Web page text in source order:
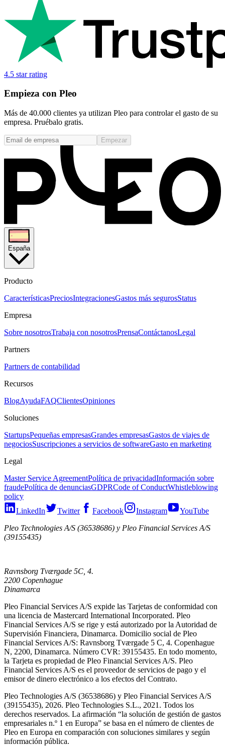
4.5 star rating
Empieza con Pleo
Más de 40.000 clientes ya utilizan Pleo para controlar el gasto de su
empresa. Pruébalo gratis.
Empezar
España
Producto
CaracterísticasPreciosIntegracionesGastos más segurosStatus
Empresa
Sobre nosotrosTrabaja con nosotrosPrensaContáctanosLegal
Partners
Partners de contabilidad
Recursos
BlogAyudaFAQClientesOpiniones
Soluciones
StartupsPequeñas empresasGrandes empresasGastos de viajes de
negociosSuscripciones a servicios de softwareGasto en marketing
Legal
Master Service AgreementPolítica de privacidadInformación sobre
fraudePolítica de denunciasGDPRCode of ConductWhistleblowing
policy
LinkedIn
Twitter Facebook Instagram
YouTube
Pleo Technologies A/S (36538686) y Pleo Financial Services A/S
(39155435)
Ravnsborg Tværgade 5C, 4.
2200 Copenhague
Dinamarca
Pleo Financial Services A/S expide las Tarjetas de conformidad con
una licencia de Mastercard International Incorporated. Pleo
Financial Services A/S se rige y está autorizado por la Autoridad de
Supervisión Financiera, Dinamarca. Domicilio social de Pleo
Financial Services A/S: Ravnsborg Tværgade 5 C, 4. Copenhague
N, 2200, Dinamarca. Número CVR: 39155435. En todo momento,
la Tarjeta es propiedad de Pleo Financial Services A/S. Pleo
Financial Services A/S es el proveedor de servicios de pago y el
emisor de dinero electrónico a los efectos del Contrato.
Pleo Technologies A/S (36538686) y Pleo Financial Services A/S
(39155435), 2026. Pleo Technologies S.L., 2021. Todos los
derechos reservados. La afirmación “la solución de gestión de gastos
empresariales n.º 1 en Europa” se basa en el número de clientes de
Pleo en Europa en comparación con soluciones similares y según
información pública.